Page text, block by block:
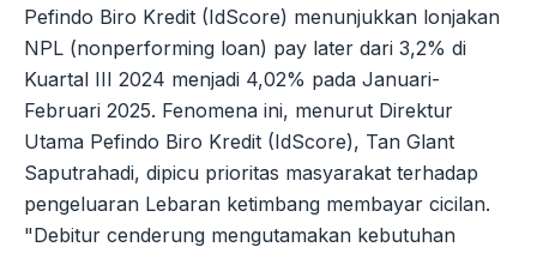
Pefindo Biro Kredit (IdScore) menunjukkan lonjakan
NPL (nonperforming loan) pay later dari 3,2% di
Kuartal III 2024 menjadi 4,02% pada Januari-
Februari 2025. Fenomena ini, menurut Direktur
Utama Pefindo Biro Kredit (IdScore), Tan Glant
Saputrahadi, dipicu prioritas masyarakat terhadap
pengeluaran Lebaran ketimbang membayar cicilan.
"Debitur cenderung mengutamakan kebutuhan